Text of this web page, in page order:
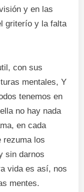
y en las
griterío y la falta
con sus
mentales, Y
tenemos en
no hay nada
en cada
rezuma los
sin darnos
vida es así, nos
mentes.